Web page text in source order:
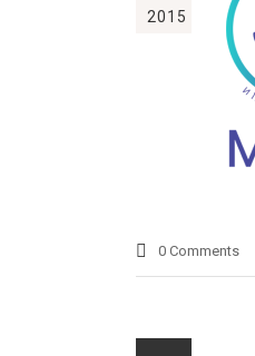
2015
0 Comments